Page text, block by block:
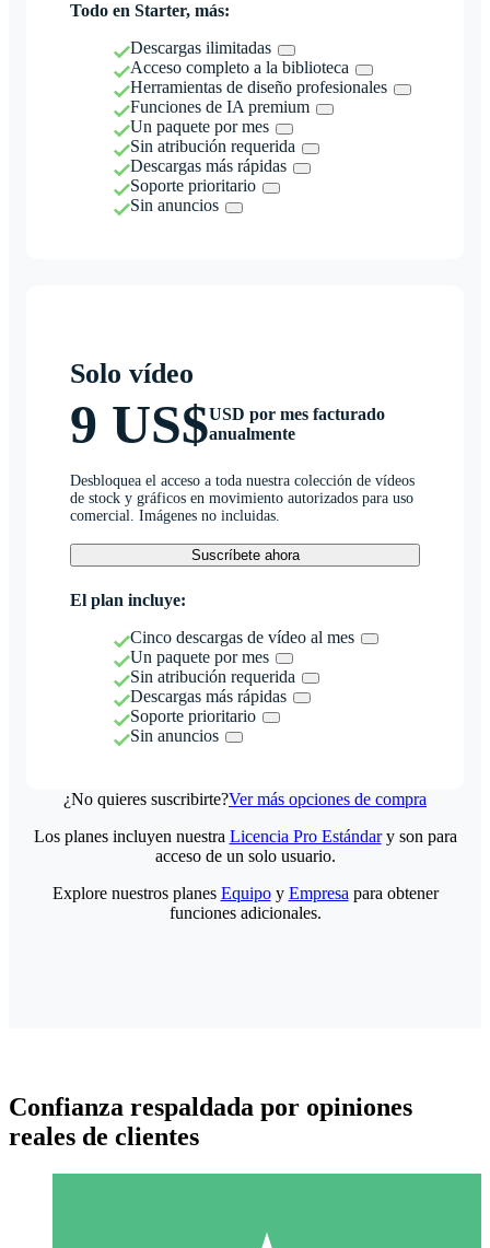
Todo en Starter, más:
Descargas ilimitadas
Acceso completo a la biblioteca
Herramientas de diseño profesionales
Funciones de IA premium
Un paquete por mes
Sin atribución requerida
Descargas más rápidas
Soporte prioritario
Sin anuncios
Solo vídeo
9 US$USD por mes facturado
anualmente
Desbloquea el acceso a toda nuestra colección de vídeos
de stock y gráficos en movimiento autorizados para uso
comercial. Imágenes no incluidas.
Suscríbete ahora
El plan incluye:
Cinco descargas de vídeo al mes
Un paquete por mes
Sin atribución requerida
Descargas más rápidas
Soporte prioritario
Sin anuncios
¿No quieres suscribirte?Ver más opciones de compra
Los planes incluyen nuestra Licencia Pro Estándary son para
acceso de un solo usuario.
Explore nuestros planes Equipoy Empresa para obtener
funciones adicionales.
Confianza respaldada por opiniones
reales de clientes